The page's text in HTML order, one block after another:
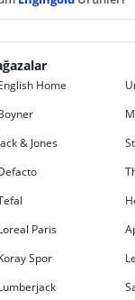
Home
& Jones
Paris
Spor